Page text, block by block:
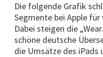
Die folgende Grafik
Segmente bei Apple
Dabei steigen die
schöne deutsche
die Umsätze des